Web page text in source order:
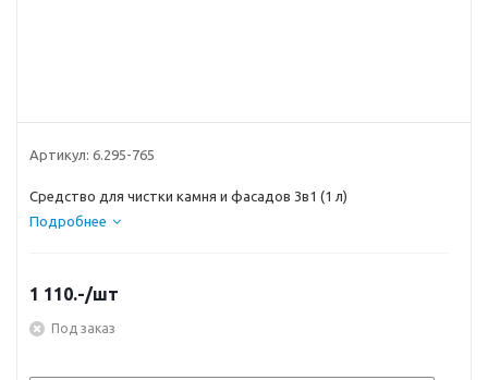
Артикул: 6.295-765
Средство для чистки камня и фасадов 3в1 (1 л)
Подробнее
1 110.-/шт
Под заказ